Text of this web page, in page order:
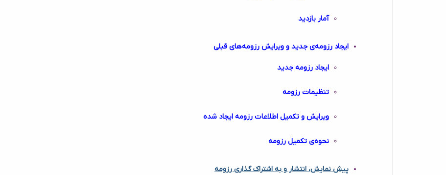
آمار بازدید
ایجاد رزومه‌ی جدید و ویرایش رزومه‌های قبلی
ایجاد رزومه جدید
تنظیمات رزومه
ویرایش و تکمیل اطلاعات رزومه ایجاد شده
نحوه‌ی تکمیل رزومه
پیش نمایش، انتشار و به اشتراک گذاری رزومه